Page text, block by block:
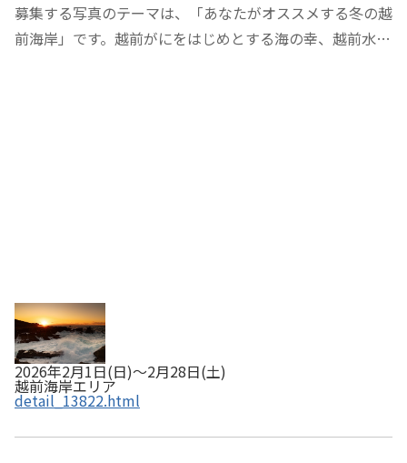
募集する写真のテーマは、「あなたがオススメする冬の越
前海岸」です。越前がにをはじめとする海の幸、越前水
2026年2月1日(日)～2月28日(土)
越前海岸エリア
detail_13822.html